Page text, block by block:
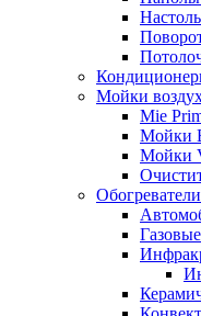
Мойки
Mie
Мойки
Мойки
Обогреватели
Газовые